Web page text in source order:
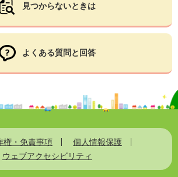
見つからないときは
よくある質問と回答
権・免責事項
個人情報保護
ウェブアクセシビリティ